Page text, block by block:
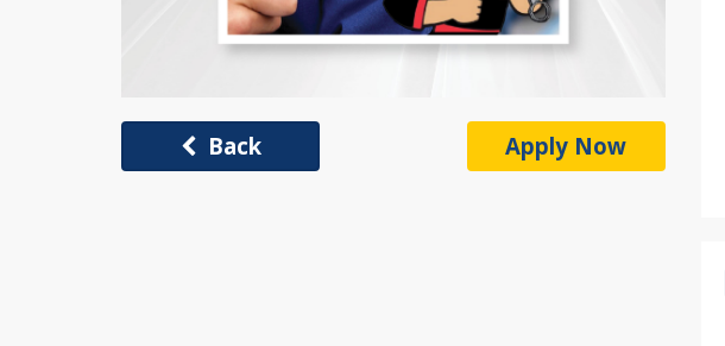
Back Apply Now